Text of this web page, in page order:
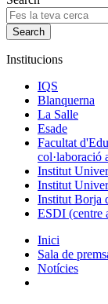
Institucions
IQS
Blanquerna
La Salle
Esade
Facultat
col·laboració
Institut
Institut
Institut Borja
ESDI (centre
Inici
Sala de
Notícies